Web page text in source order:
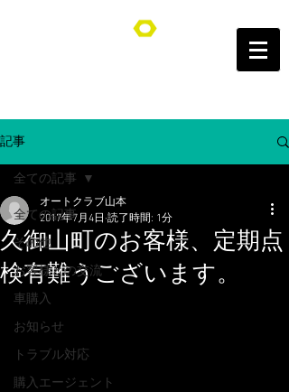
オートクラブ山本/Auto Club YAMAMOTO
記事
全ての記事
その他
お客様との交流
車購入
お知らせ
トラブル対応
購入エージェント
全ての記事
久御山町のお客様、定期点
検有難うございます。
オートクラブ山本
2017年7月4日 読了時間: 1分